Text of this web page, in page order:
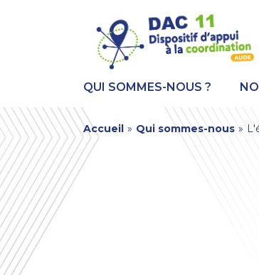
QUI SOMMES-NOUS ?
You
are
Accueil » Qui sommes-nous »